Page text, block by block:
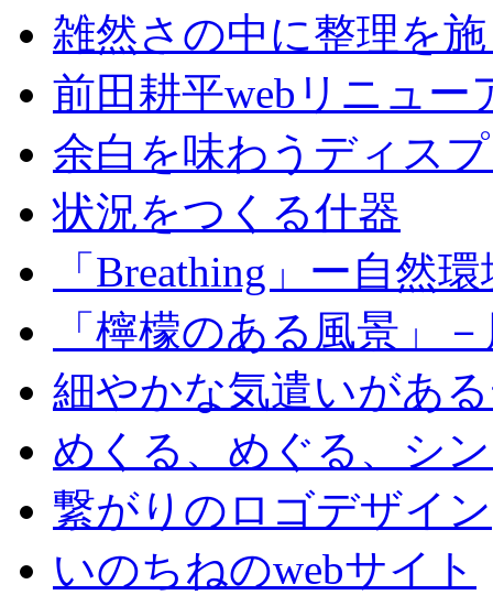
雑然さの中に整理を
前田耕平webリニュー
余白を味わうディス
状況をつくる什器
「Breathing」ー自然
「檸檬のある風景」
細やかな気遣いがあ
めくる、めぐる、シ
繋がりのロゴデザイン
いのちねのwebサイト